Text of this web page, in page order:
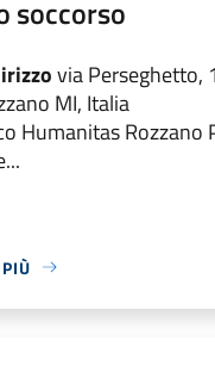
soccorso
via Perseghetto,
MI, Italia
Humanitas Rozzano